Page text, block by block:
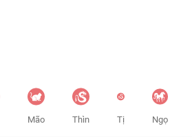
Mão Thìn Tị Ngọ